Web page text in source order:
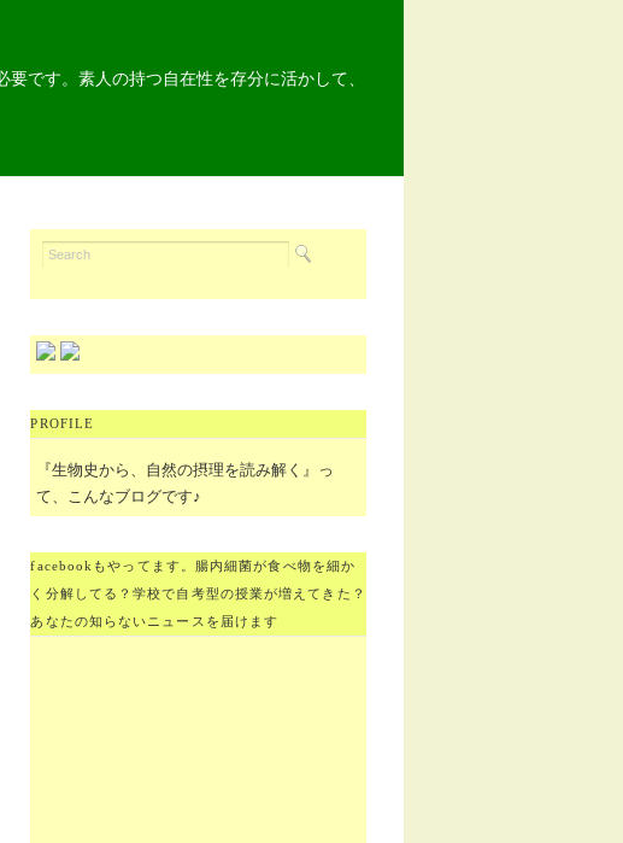
です。素人の持つ自在性を存分に活かして、
PROFILE
『生物史から、自然の摂理を読み解く』っ
て、こんなブログです♪
facebookもやってます。腸内細菌が食べ物を細か
く分解してる？学校で自考型の授業が増えてきた？
あなたの知らないニュースを届けます